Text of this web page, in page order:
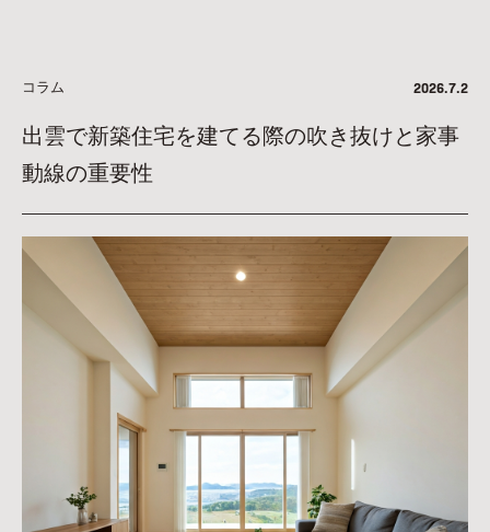
コラム 2026.7.2
出雲で新築住宅を建てる際の吹き抜けと家事
動線の重要性